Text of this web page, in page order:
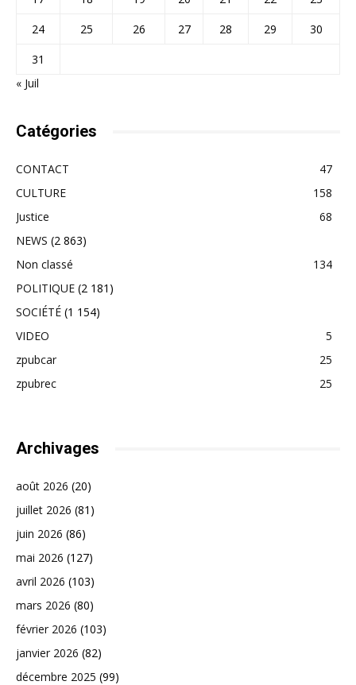
24
25 26 27 28 29
30
31
« Juil
Catégories
CONTACT
47
CULTURE
158
Justice
68
NEWS (2 863)
Non classé
134
POLITIQUE (2 181)
SOCIÉTÉ (1 154)
VIDEO
5
zpubcar
25
zpubrec
25
Archivages
août 2026 (20)
juillet 2026 (81)
juin 2026 (86)
mai 2026 (127)
avril 2026 (103)
mars 2026 (80)
février 2026 (103)
janvier 2026 (82)
décembre 2025 (99)